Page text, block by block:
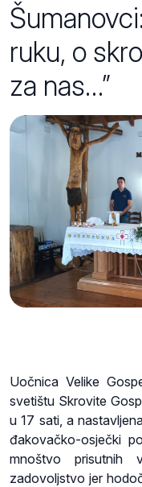
ruku, o
za nas…”
Uočnica Velike
svetištu Skrovite
u 17 sati, a
đakovačko-osječki
mnoštvo prisutnih
zadovoljstvo jer